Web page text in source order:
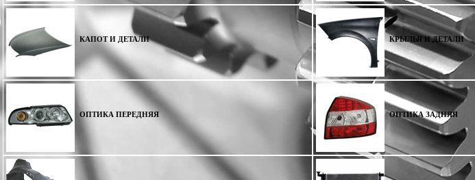
КАПОТ И ДЕТАЛИ КРЫЛЬЯ И ДЕТАЛИ
ОПТИКА ПЕРЕДНЯЯ ОПТИКА ЗАДНЯЯ